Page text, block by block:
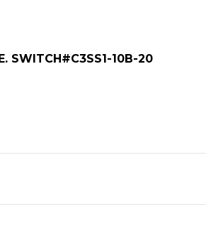
SWITCH#C3SS1-10B-20